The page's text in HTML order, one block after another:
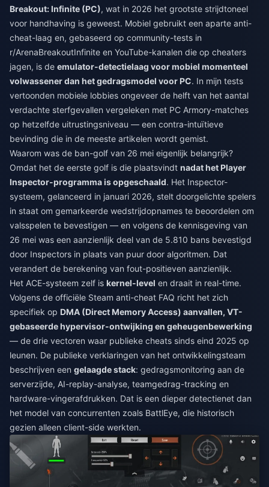
Breakout: Infinite (PC), wat in 2026 het grootste strijdtoneel
voor handhaving is geweest. Mobiel gebruikt een aparte anti-
cheat-laag en, gebaseerd op community-tests in
r/ArenaBreakoutInfinite en YouTube-kanalen die op cheaters
jagen, is de emulator-detectielaag voor mobiel momenteel
volwassener dan het gedragsmodel voor PC. In mijn tests
vertoonden mobiele lobbies ongeveer de helft van het aantal
verdachte sterfgevallen vergeleken met PC Armory-matches
op hetzelfde uitrustingsniveau — een contra-intuïtieve
bevinding die in de meeste artikelen wordt gemist.
Waarom was de ban-golf van 26 mei eigenlijk belangrijk?
Omdat het de eerste golf is die plaatsvindt nadat het Player
Inspector-programma is opgeschaald. Het Inspector-
systeem, gelanceerd in januari 2026, stelt doorgelichte spelers
in staat om gemarkeerde wedstrijdopnames te beoordelen om
valsspelen te bevestigen — en volgens de kennisgeving van
26 mei was een aanzienlijk deel van de 5.810 bans bevestigd
door Inspectors in plaats van puur door algoritmen. Dat
verandert de berekening van fout-positieven aanzienlijk.
Het ACE-systeem zelf is kernel-level en draait in real-time.
Volgens de officiële Steam anti-cheat FAQ richt het zich
specifiek op DMA (Direct Memory Access) aanvallen, VT-
gebaseerde hypervisor-ontwijking en geheugenbewerking
— de drie vectoren waar publieke cheats sinds eind 2025 op
leunen. De publieke verklaringen van het ontwikkelingsteam
beschrijven een gelaagde stack: gedragsmonitoring aan de
serverzijde, AI-replay-analyse, teamgedrag-tracking en
hardware-vingerafdrukken. Dat is een dieper detectienet dan
het model van concurrenten zoals BattlEye, die historisch
gezien alleen client-side werkten.